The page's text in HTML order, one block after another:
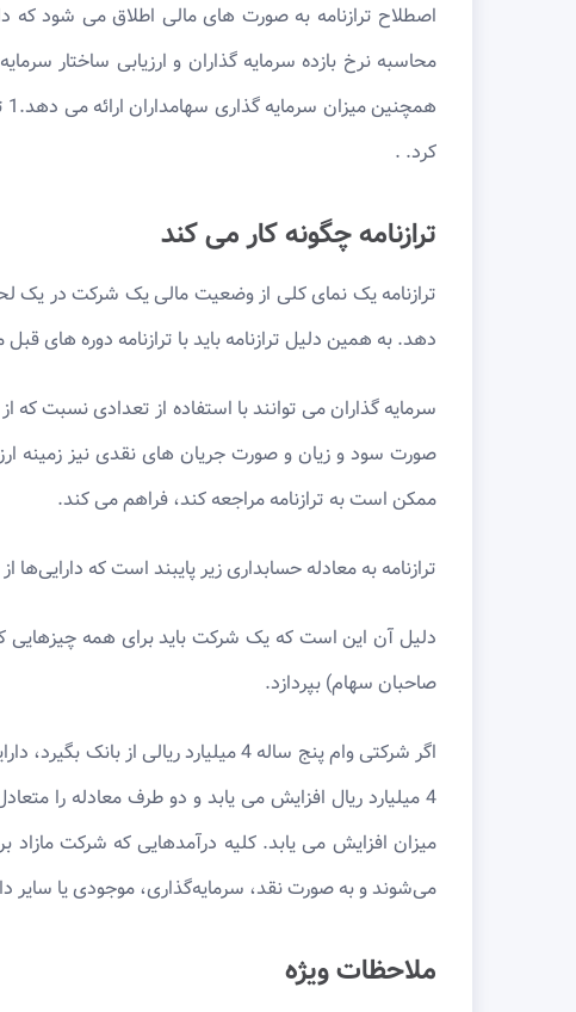
اصطلاح ترازنامه به صورت های مالی اطلاق می شود که
محاسبه نرخ بازده سرمایه گذاران و ارزیابی ساختار
کرد. .
ترازنامه چگونه کار می کند
ترازنامه یک نمای کلی از وضعیت مالی یک شرکت در یک
دهد. به همین دلیل ترازنامه باید با ترازنامه دوره های
سرمایه گذاران می توانند با استفاده از تعدادی
صورت سود و زیان و صورت جریان های نقدی نیز زمینه
ممکن است به ترازنامه مراجعه کند، فراهم می کند.
ترازنامه به معادله حسابداری زیر پایبند است که
دلیل آن این است که یک شرکت باید برای همه چیزهایی که
صاحبان سهام) بپردازد.
میزان افزایش می یابد. کلیه درآمدهایی که شرکت
می‌شوند و به صورت نقد، سرمایه‌گذاری، موجودی یا سایر
ملاحظات ویژه